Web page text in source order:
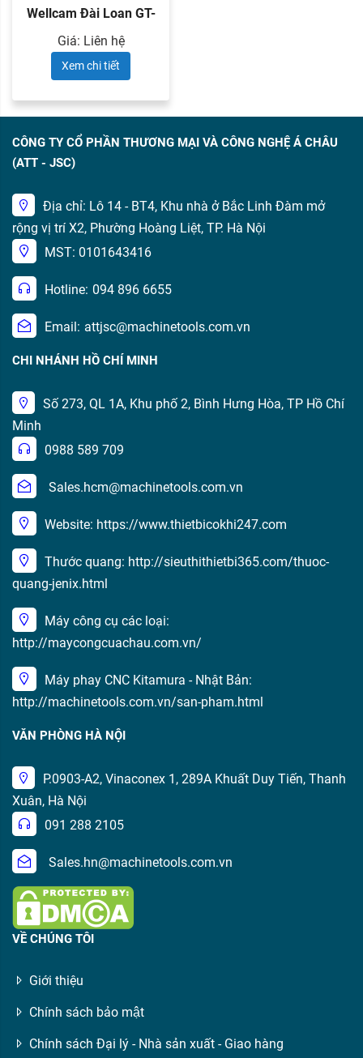
Wellcam Đài Loan GT-
10VS
Giá: Liên hệ
Xem chi tiết
CÔNG TY CỔ PHẦN THƯƠNG MẠI VÀ CÔNG NGHỆ Á CHÂU
(ATT - JSC)
Địa chỉ: Lô 14 - BT4, Khu nhà ở Bắc Linh Đàm mở
rộng vị trí X2, Phường Hoàng Liệt, TP. Hà Nội
MST: 0101643416
Hotline: 094 896 6655
Email: attjsc@machinetools.com.vn
CHI NHÁNH HỒ CHÍ MINH
Số 273, QL 1A, Khu phố 2, Bình Hưng Hòa, TP Hồ Chí
Minh
0988 589 709
Sales.hcm@machinetools.com.vn
Website: https://www.thietbicokhi247.com
Thước quang: http://sieuthithietbi365.com/thuoc-
quang-jenix.html
Máy công cụ các loại:
http://maycongcuachau.com.vn/
Máy phay CNC Kitamura - Nhật Bản:
http://machinetools.com.vn/san-pham.html
VĂN PHÒNG HÀ NỘI
P.0903-A2, Vinaconex 1, 289A Khuất Duy Tiến, Thanh
Xuân, Hà Nội
091 288 2105
Sales.hn@machinetools.com.vn
VỀ CHÚNG TÔI
Giới thiệu
Chính sách bảo mật
Chính sách Đại lý - Nhà sản xuất - Giao hàng